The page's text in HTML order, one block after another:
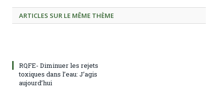
ARTICLES SUR LE MÊME THÈME
RQFE- Diminuer les rejets
toxiques dans l’eau: J’agis
aujourd’hui